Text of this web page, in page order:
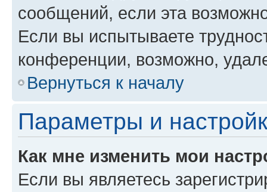
сообщений, если эта
Если вы испытываете
конференции, возможно,
Вернуться к началу
Параметры и
Как мне изменить мои
Если вы являетесь